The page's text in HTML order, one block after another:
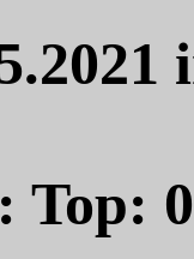
Top: 0